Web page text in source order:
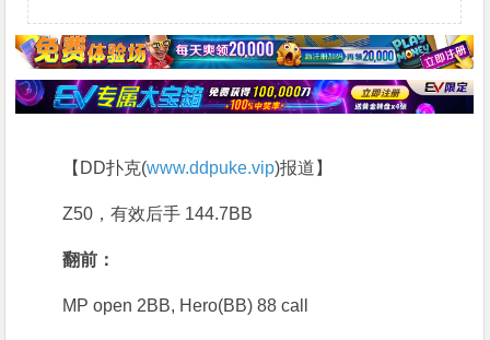
【DD扑克(www.ddpuke.vip)报道】
Z50，有效后手 144.7BB
翻前：
MP open 2BB, Hero(BB) 88 call